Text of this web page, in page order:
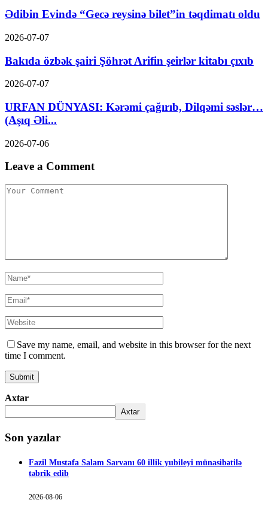
Ədibin Evində “Gecə reysinə bilet”in təqdimatı oldu
2026-07-07
Bakıda özbək şairi Şöhrət Arifin şeirlər kitabı çıxıb
2026-07-07
URFAN DÜNYASI: Kərəmi çağırıb, Dilqəmi səslər…
(Aşıq Əli...
2026-07-06
Leave a Comment
Save my name, email, and website in this browser for the next
time I comment.
Axtar
Axtar
Son yazılar
Fazil Mustafa Salam Sarvanı 60 illik yubileyi münasibətilə
təbrik edib
2026-08-06